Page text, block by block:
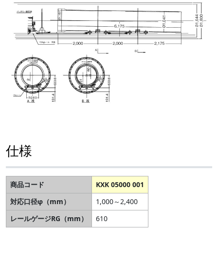
仕様
商品コード
KXK 05000 001
対応口径φ（mm）
1,000～2,400
レールゲージRG（mm）
610